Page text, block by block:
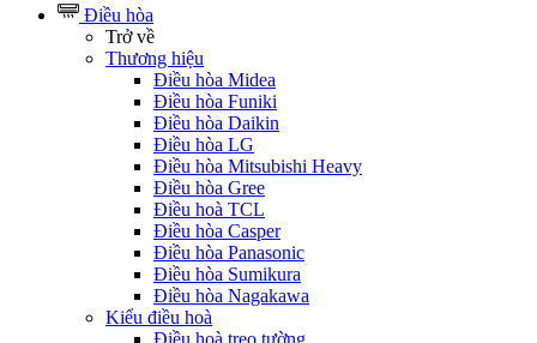
Điều hòa
Trở về
Thương hiệu
Điều hòa Midea
Điều hòa Funiki
Điều hòa Daikin
Điều hòa LG
Điều hòa Mitsubishi Heavy
Điều hòa Gree
Điều hoà TCL
Điều hòa Casper
Điều hòa Panasonic
Điều hòa Sumikura
Điều hòa Nagakawa
Kiểu điều hoà
Điều hoà treo tường